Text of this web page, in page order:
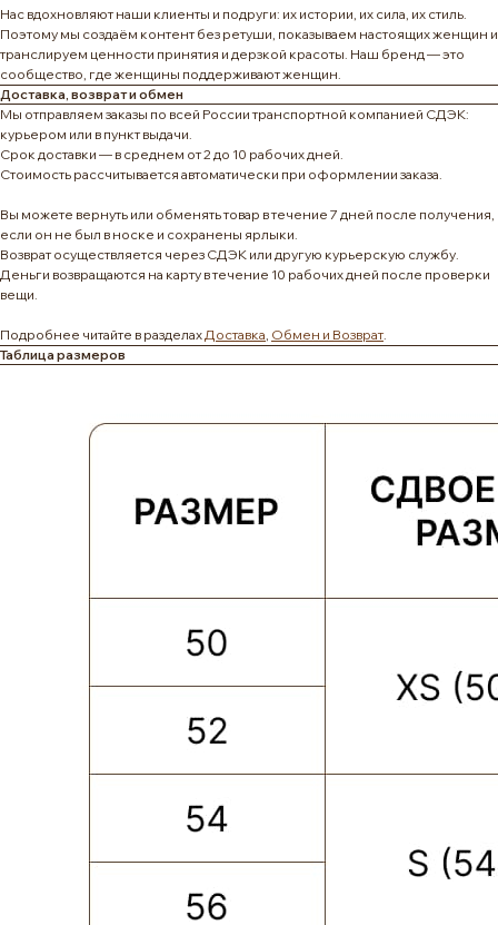
Нас вдохновляют наши клиенты и подруги: их истории, их сила, их стиль.
Поэтому мы создаём контент без ретуши, показываем настоящих женщин и
транслируем ценности принятия и дерзкой красоты. Наш бренд — это
сообщество, где женщины поддерживают женщин.
Доставка, возврат и обмен
Мы отправляем заказы по всей России транспортной компанией СДЭК:
курьером или в пункт выдачи.
Срок доставки — в среднем от 2 до 10 рабочих дней.
Стоимость рассчитывается автоматически при оформлении заказа.
Вы можете вернуть или обменять товар в течение 7 дней после получения,
если он не был в носке и сохранены ярлыки.
Возврат осуществляется через СДЭК или другую курьерскую службу.
Деньги возвращаются на карту в течение 10 рабочих дней после проверки
вещи.
Подробнее читайте в разделах Доставка Обмен и Возврат.
Таблица размеров